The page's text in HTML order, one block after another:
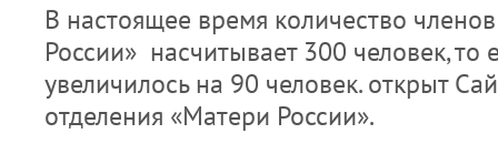
В настоящее время количество
России» насчитывает 300 человек, то
увеличилось на 90 человек. открыт
отделения «Матери России».